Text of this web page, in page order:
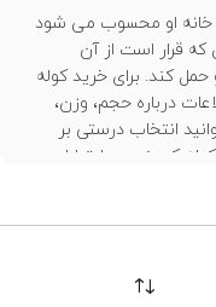
خانه او محسوب می شود
که قرار است از آن
حمل کند. برای خرید کوله
درباره حجم، وزن،
انتخاب درستی بر
کوهنوردی ارتباط